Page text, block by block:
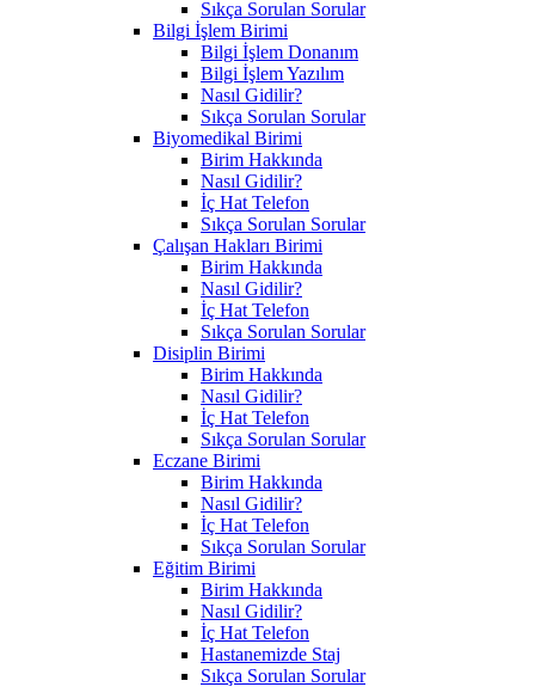
Sıkça Sorulan Sorular
Bilgi İşlem Birimi
Bilgi İşlem Donanım
Bilgi İşlem Yazılım
Nasıl Gidilir?
Sıkça Sorulan Sorular
Biyomedikal Birimi
Birim Hakkında
Nasıl Gidilir?
İç Hat Telefon
Sıkça Sorulan Sorular
Çalışan Hakları Birimi
Birim Hakkında
Nasıl Gidilir?
İç Hat Telefon
Sıkça Sorulan Sorular
Disiplin Birimi
Birim Hakkında
Nasıl Gidilir?
İç Hat Telefon
Sıkça Sorulan Sorular
Eczane Birimi
Birim Hakkında
Nasıl Gidilir?
İç Hat Telefon
Sıkça Sorulan Sorular
Eğitim Birimi
Birim Hakkında
Nasıl Gidilir?
İç Hat Telefon
Hastanemizde Staj
Sıkça Sorulan Sorular